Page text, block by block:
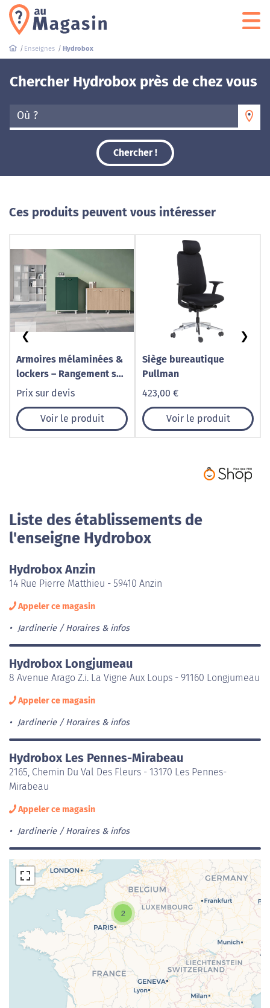
Enseignes Hydrobox
Chercher Hydrobox près de chez vous
Où ?
Chercher !
Ces produits peuvent vous intéresser
Armoires mélaminées &
lockers – Rangement sur
mesure avec Cognet
Prix sur devis
Voir le produit
Siège bureautique
Pullman
423,00 €
Voir le produit
❮ ❯
Liste des établissements de
l'enseigne Hydrobox
Hydrobox Anzin
14 Rue Pierre Matthieu - 59410 Anzin
Appeler ce magasin
Jardinerie Horaires & infos
Hydrobox Longjumeau
8 Avenue Arago Z.i. La Vigne Aux Loups - 91160 Longjumeau
Appeler ce magasin
Jardinerie Horaires & infos
Hydrobox Les Pennes-Mirabeau
2165, Chemin Du Val Des Fleurs - 13170 Les Pennes-
Mirabeau
Appeler ce magasin
Jardinerie Horaires & infos
Chargement de la carte en cours...
2